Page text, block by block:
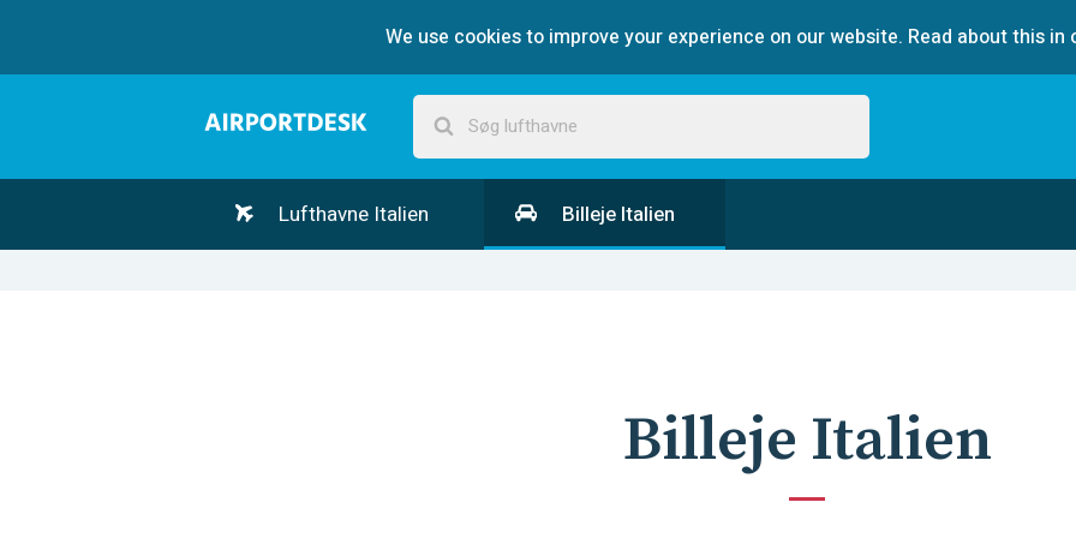
We use cookies to improve your experience on our website. Read about this in
Lufthavne Italien Billeje Italien
Billeje Italien